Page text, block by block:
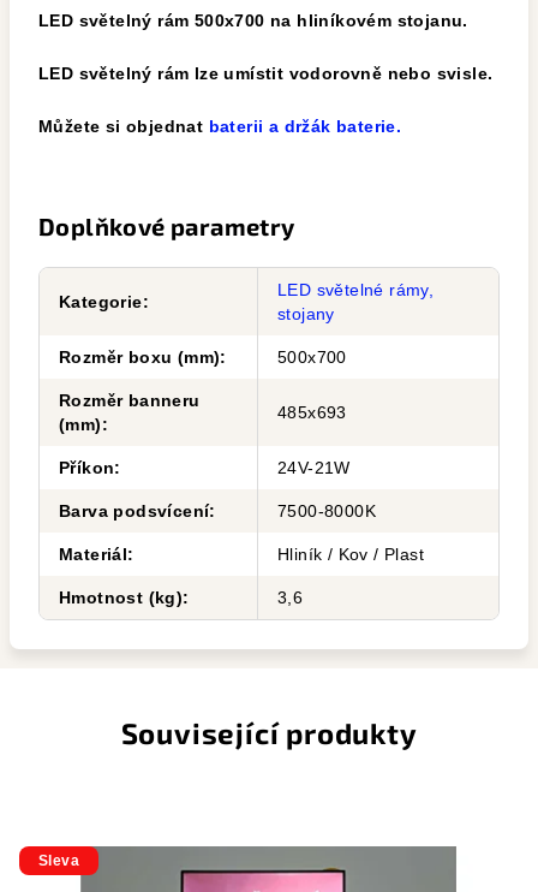
LED světelný rám 500x700 na hliníkovém stojanu.
LED světelný rám lze umístit vodorovně nebo svisle.
Můžete si objednat baterii a držák baterie.
Doplňkové parametry
Kategorie:
LED světelné rámy,
stojany
Rozměr boxu (mm): 500x700
Rozměr banneru
(mm):
485x693
Příkon: 24V-21W
Barva podsvícení: 7500-8000K
Materiál: Hliník / Kov / Plast
Hmotnost (kg): 3,6
Související produkty
Sleva